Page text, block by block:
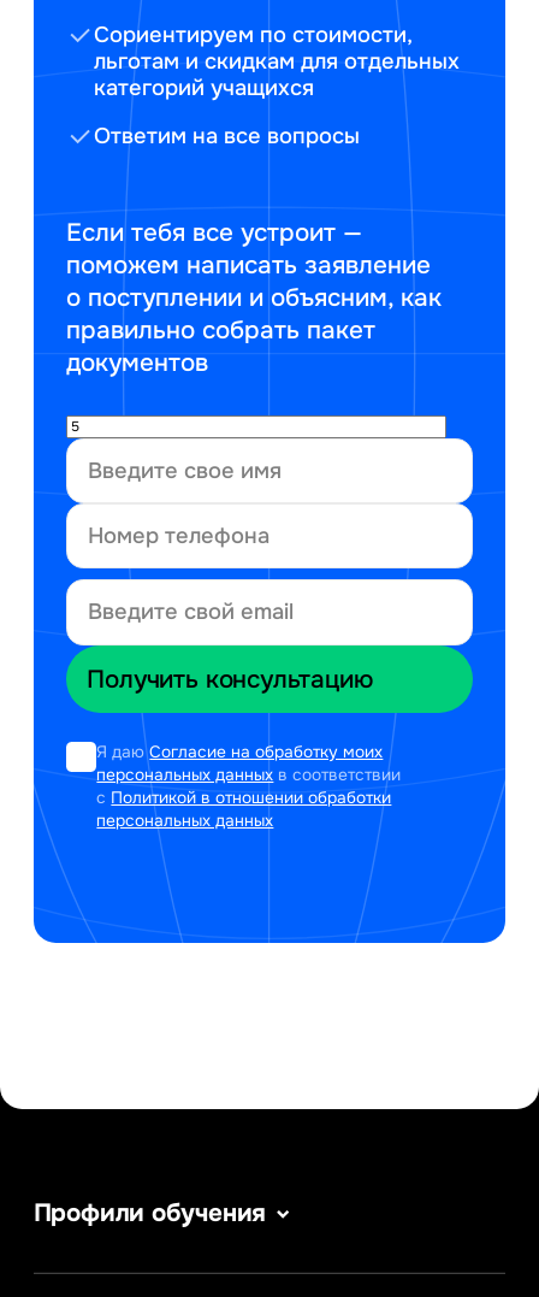
Сориентируем по стоимости,
льготам и скидкам для отдельных
категорий учащихся
Ответим на все вопросы
Если тебя все устроит —
поможем написать заявление
о поступлении и объясним, как
правильно собрать пакет
документов
Я даюСогласие на обработку моих
персональных данных в соответствии
с Политикой в отношении обработки
персональных данных
Профили обучения
Информатика